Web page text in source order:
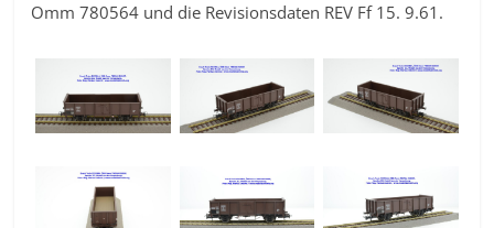
Omm 780564 und die Revisionsdaten REV Ff 15. 9.61.